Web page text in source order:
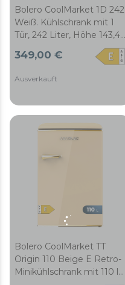
Bolero CoolMarket 1D 242
Weiß. Kühlschrank mit 1
Tür, 242 Liter, Höhe 143,4
automatische
349,00 €
Ausverkauft
Bolero CoolMarket TT
Origin 110 Beige E Retro-
Minikühlschrank mit 110 l